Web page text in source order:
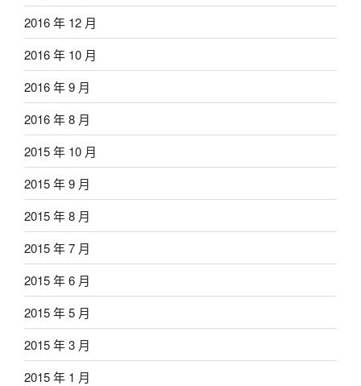
2016 年 12 月
2016 年 10 月
2016 年 9 月
2016 年 8 月
2015 年 10 月
2015 年 9 月
2015 年 8 月
2015 年 7 月
2015 年 6 月
2015 年 5 月
2015 年 3 月
2015 年 1 月